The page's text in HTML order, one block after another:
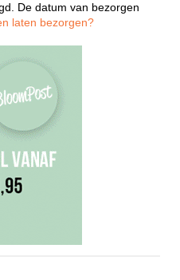
De datum van bezorgen
laten bezorgen?